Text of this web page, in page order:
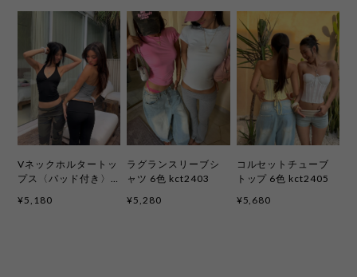
Vネックホルタートッ
プス〈パッド付き〉6
¥5,180
ラグランスリーブシ
ャツ 6色 kct2403
¥5,280
コルセットチューブ
トップ 6色 kct2405
¥5,680